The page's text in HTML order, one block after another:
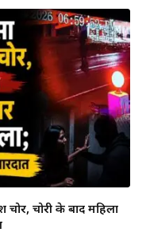
चोरी के बाद महिला